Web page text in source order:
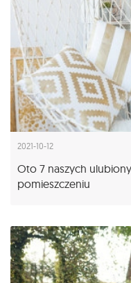
2021-10-12
Oto 7 naszych
pomieszczeniu